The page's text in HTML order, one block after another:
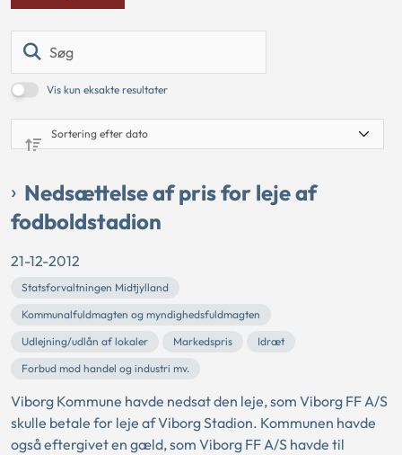
Vis kun eksakte resultater
Nedsættelse af pris for leje af
fodboldstadion
21-12-2012
Statsforvaltningen Midtjylland
Kommunalfuldmagten og myndighedsfuldmagten
Udlejning/udlån af lokaler
Markedspris
Idræt
Forbud mod handel og industri mv.
Viborg Kommune havde nedsat den leje, som Viborg FF A/S
skulle betale for leje af Viborg Stadion. Kommunen havde
også eftergivet en gæld, som Viborg FF A/S havde til